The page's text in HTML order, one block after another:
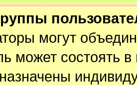
могут
может состоять